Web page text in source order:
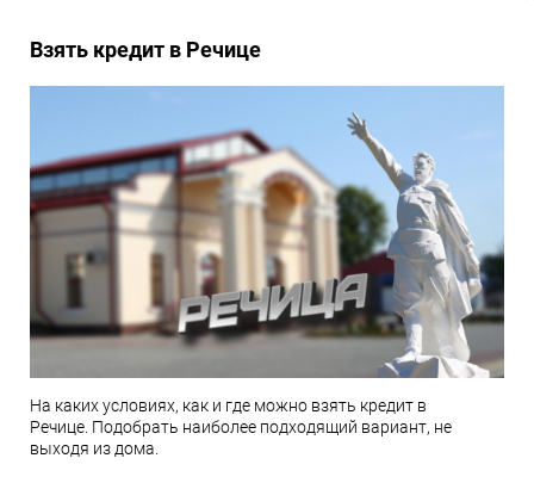
Взять кредит в Речице
На каких условиях, как и где можно взять кредит в
Речице. Подобрать наиболее подходящий вариант, не
выходя из дома.